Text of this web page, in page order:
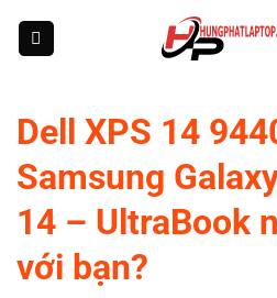
Dell XPS 14
Samsung
14 – UltraBook
với bạn?